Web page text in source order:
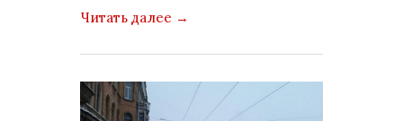
Читать далее →